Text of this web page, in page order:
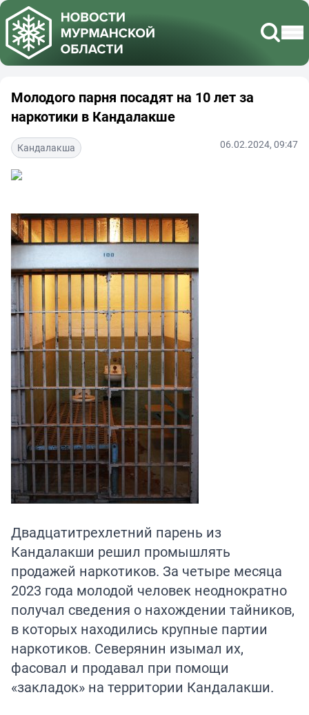
Молодого парня посадят на 10 лет за
наркотики в Кандалакше
Кандалакша 06.02.2024, 09:47
Двадцатитрехлетний парень из
Кандалакши решил промышлять
продажей наркотиков. За четыре месяца
2023 года молодой человек неоднократно
получал сведения о нахождении тайников,
в которых находились крупные партии
наркотиков. Северянин изымал их,
фасовал и продавал при помощи
«закладок» на территории Кандалакши.